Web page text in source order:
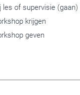
les of supervisie (gaan)
krijgen
geven